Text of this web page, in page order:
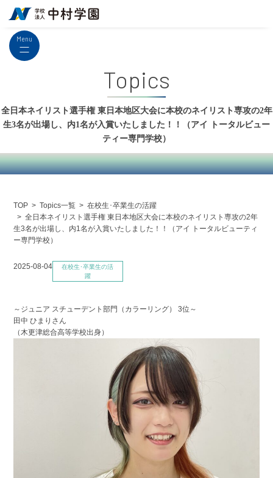
Menu
Topics
全日本ネイリスト選手権 東日本地区大会に本校のネイリスト専攻の2年
生3名が出場し、内1名が入賞いたしました！！（アイ トータルビュー
ティー専門学校）
TOP Topics一覧
在校生･卒業生の活躍
全日本ネイリスト選手権 東日本地区大会に本校のネイリスト専攻の2年
生3名が出場し、内1名が入賞いたしました！！（アイ トータルビューティ
ー専門学校）
2025-08-04
在校生･卒業生の活
躍
～ジュニア スチューデント部門（カラーリング） 3位～
田中 ひまりさん
（木更津総合高等学校出身）